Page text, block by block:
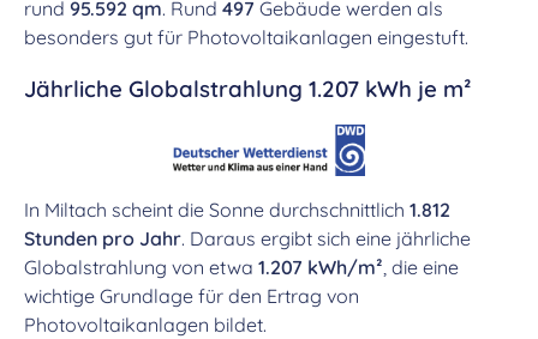
rund 95.592 qm. Rund 497 Gebäude werden als
besonders gut für Photovoltaikanlagen eingestuft.
Jährliche Globalstrahlung 1.207 kWh je m²
In Miltach scheint die Sonne durchschnittlich 1.812
Stunden pro Jahr. Daraus ergibt sich eine jährliche
Globalstrahlung von etwa 1.207 kWh/m², die eine
wichtige Grundlage für den Ertrag von
Photovoltaikanlagen bildet.